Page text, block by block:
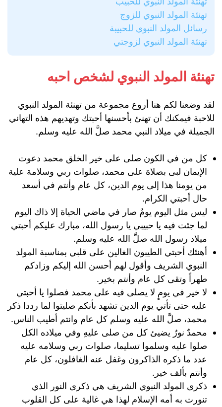
تهنئة المولد النبوي للزوج
رسائل المولد النبوي للحبيبة
تهنئة المولد النبوي لزوجتي
تهنئة المولد النبوي لشخص احبه
لقد وضعنا لكم هنا أروع مجموعة من تهنئة المولد النبوي
للاحبة فيمكنك أن تهنئ بأحسنها أحبتك وتهديهم هذه التهاني
الجميلة في ميلاد النبي محمد صلَّ الله عليه وسلم.
كل من في الكون صلى على خير الخلق محمد دعوت
الإيمان لبى بصلاة على محمد، صلوات ربي وسلامة علية
من يومنا هذا إلى يوم الدين، كل عام وأنتم في أسعد
حال أحبتي الكرام.
ليس مثل اليوم يومٌ صار في ماضي الحياة إلا ذاك اليوم
لما جئت فيه يا حبيبي يا رسول الله، مبارك عليكم أحبتي
ميلاد رسول الله صلَّ الله عليه وسلم.
أهنئك أحبتي الطيبون الغالين على قلبي بمناسبة المولد
النبوي الشريف وأقول لهم أحسن الله إليكم وزادكم
طهراً وتقى كل عام وأنتم بخير.
لا خير في يومٍ لا يصلى فيه على محمد فصلوا يا أحبتي
عليه حتى تأتي يوم الدين تشهد بأنكم صليتوا لما رددا ذكر
محمد، صلَّ الله عليه وسلم كل عام وانتم أطيب الناس.
محمدٌ نورٌ يضيئ كل من صلى عليهِ وفي ميلاده الكل
صلوا عليه وسلموا تسليما، صلوات ربي وسلامه عليه
عدد ما ذكره الذاكرون وغفل عنه الغافلون، كل عام
وأنتم بألف خير.
ذكرى المولد النبوي الشريف هي ذكرى النور الذي
تنورت به أمه الإسلام لهذا هي غالية على كل القلوب